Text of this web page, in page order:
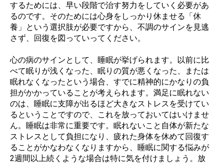
するためには、早い段階で治す努力をしていく必要があ
るのです。そのためには心身をしっかり休ませる「休
養」という選択肢が必要ですから、不調のサインを見逃
さず、回復を図っていってください。
心の病のサインとして、睡眠が挙げられます。以前に比
べて眠りが浅くなった、眠りの質が悪くなった、または
眠れなくなったという場合、すでに精神的にかなりの負
担がかかっていることが考えられます。満足に眠れない
のは、睡眠に支障が出るほど大きなストレスを受けてい
るということですので、これを放っておいてはいけませ
ん。睡眠は非常に重要です。眠れないこと自体が新たな
ストレスとして負担になり、疲れた身体を休めて回復す
ることがかなわなくなりますから、睡眠に関する悩みが
2週間以上続くような場合は特に気を付けましょう。放